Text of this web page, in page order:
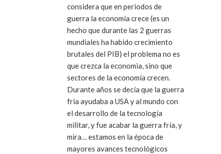
considera que en periodos de
guerra la economía crece (es un
hecho que durante las 2 guerras
mundiales ha habido crecimiento
brutales del PIB) el problema no es
que crezca la economia, sino que
sectores de la economía crecen.
Durante años se decía que la guerra
fria ayudaba a USA y al mundo con
el desarrollo de la tecnología
militar, y fue acabar la guerra fría, y
mira… estamos en la época de
mayores avances tecnológicos